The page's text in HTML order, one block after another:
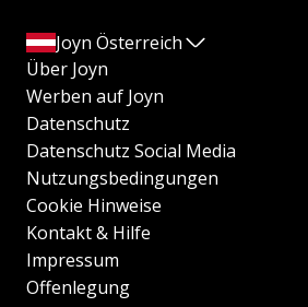
Joyn Österreich
Über Joyn
Werben auf Joyn
Datenschutz
Datenschutz Social Media
Nutzungsbedingungen
Cookie Hinweise
Kontakt & Hilfe
Impressum
Offenlegung